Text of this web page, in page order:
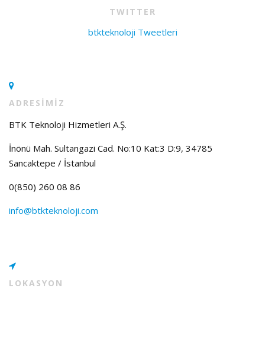
TWITTER
btkteknoloji Tweetleri
ADRESİMİZ
BTK Teknoloji Hizmetleri A.Ş.
İnönü Mah. Sultangazi Cad. No:10 Kat:3 D:9, 34785
Sancaktepe / İstanbul
0(850) 260 08 86
info@btkteknoloji.com
LOKASYON